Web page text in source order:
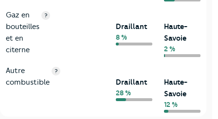
Gaz en
bouteilles
et en
citerne
?
Draillant
8 %
Haute-
Savoie
2 %
Autre
combustible
?
Draillant
28 %
Haute-
Savoie
12 %